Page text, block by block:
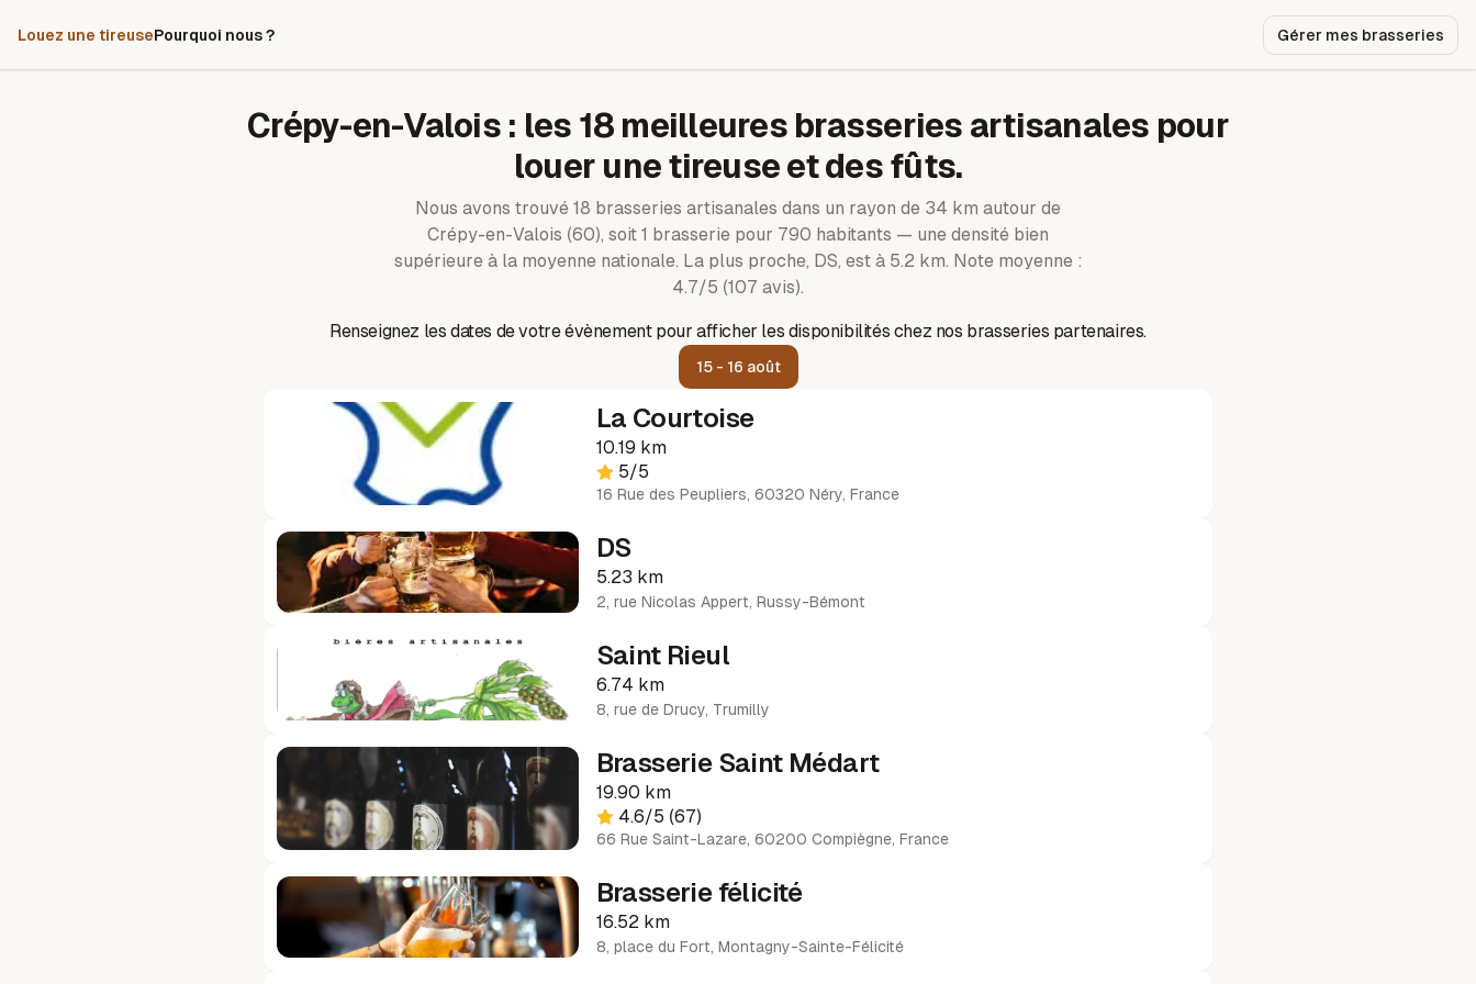
Louez une tireusePourquoi nous ? Gérer mes brasseries
Crépy-en-Valois: les 18 meilleures brasseries artisanales pour
louer une tireuse et des fûts.
Nous avons trouvé 18 brasseries artisanales dans un rayon de 34 km autour de
Crépy-en-Valois (60), soit 1 brasserie pour 790 habitants — une densité bien
supérieure à la moyenne nationale. La plus proche, DS, est à 5.2 km. Note moyenne :
4.7/5 (107 avis).
Renseignez les dates de votre évènement pour afficher les disponibilités chez nos brasseries partenaires.
15 - 16 août
La Courtoise
10.19 km
5/5
16 Rue des Peupliers, 60320 Néry, France
DS
5.23 km
2, rue Nicolas Appert, Russy-Bémont
Saint Rieul
6.74 km
8, rue de Drucy, Trumilly
Brasserie Saint Médart
19.90 km
4.6/5 (67)
66 Rue Saint-Lazare, 60200 Compiègne, France
Brasserie félicité
16.52 km
8, place du Fort, Montagny-Sainte-Félicité